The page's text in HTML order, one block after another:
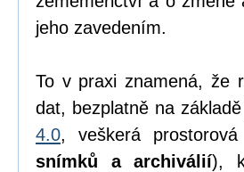
jeho zavedením.
To v praxi znamená, že
dat, bezplatně na
4.0, veškerá
snímků a archiválií),